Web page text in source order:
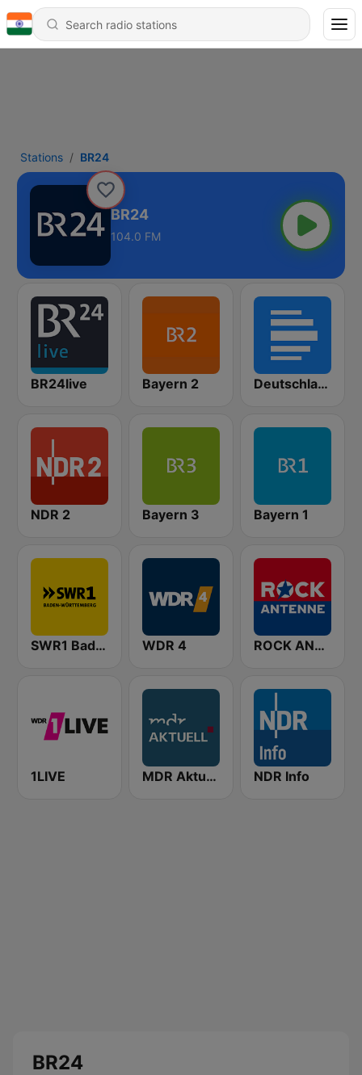
Stations BR24
BR24
104.0 FM
BR24live Bayern 2 Deutschlandfunk
NDR 2 Bayern 3 Bayern 1
SWR1 Baden-Württemberg WDR 4 ROCK ANTENNE
1LIVE MDR Aktuell NDR Info
BR24